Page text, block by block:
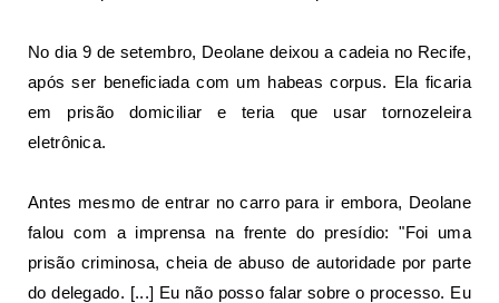
No dia 9 de setembro, Deolane deixou a cadeia no Recife,
após ser beneficiada com um habeas corpus. Ela ficaria
em prisão domiciliar e teria que usar tornozeleira
eletrônica.
Antes mesmo de entrar no carro para ir embora, Deolane
falou com a imprensa na frente do presídio: "Foi uma
prisão criminosa, cheia de abuso de autoridade por parte
do delegado. [...] Eu não posso falar sobre o processo. Eu